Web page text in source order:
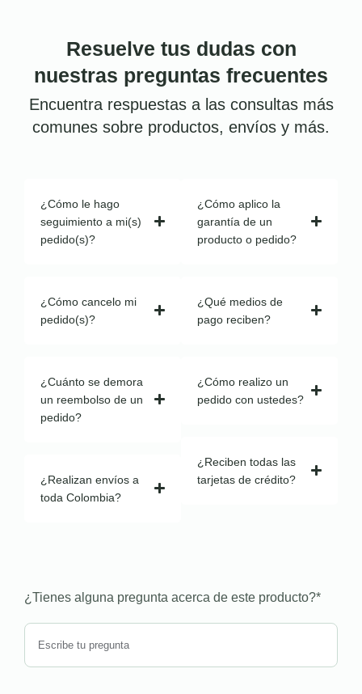
Resuelve tus dudas con
nuestras preguntas frecuentes
Encuentra respuestas a las consultas más
comunes sobre productos, envíos y más.
¿Cómo le hago
seguimiento a mi(s)
pedido(s)?
¿Cómo cancelo mi
pedido(s)?
¿Cuánto se demora
un reembolso de un
pedido?
¿Realizan envíos a
toda Colombia?
¿Cómo aplico la
garantía de un
producto o pedido?
¿Qué medios de
pago reciben?
¿Cómo realizo un
pedido con ustedes?
¿Reciben todas las
tarjetas de crédito?
¿Tienes alguna pregunta acerca de este producto?*